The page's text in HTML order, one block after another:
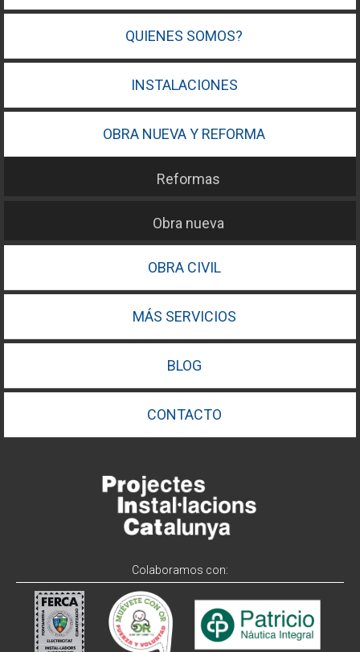
QUIENES SOMOS?
INSTALACIONES
OBRA NUEVA Y REFORMA
Reformas
Obra nueva
OBRA CIVIL
MÁS SERVICIOS
BLOG
CONTACTO
Colaboramos con: